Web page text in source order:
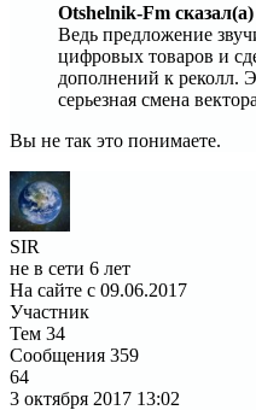
Otshelnik-Fm сказал(а)
Ведь предложение
цифровых товаров и
дополнений к реколл.
серьезная смена
Вы не так это понимаете.
SIR
не в сети 6 лет
На сайте с 09.06.2017
Участник
Тем 34
Сообщения 359
64
3 октября 2017 13:02